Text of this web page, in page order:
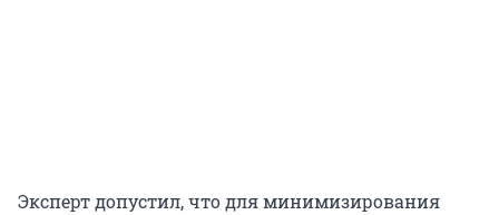
Эксперт допустил, что для минимизирования